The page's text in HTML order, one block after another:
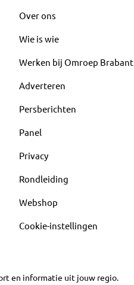
Over ons
Wie is wie
Werken bij Omroep Brabant
Adverteren
Persberichten
Panel
Privacy
Rondleiding
Webshop
Cookie-instellingen
en informatie uit jouw regio.